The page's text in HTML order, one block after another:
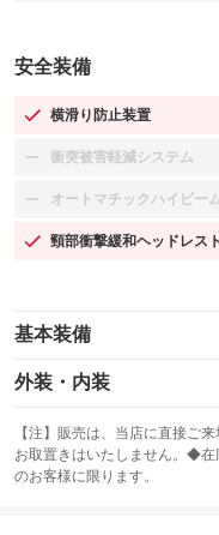
安全装備
横滑り防止装置
：装備あり
衝突被害軽減システム
：装備なし
オートマチックハイビー
：装備なし
頸部衝撃緩和ヘッドレスト
：装備あり
基本装備
エアバッグ：運転席/助手
：装備あり
：装備なし
サンルーフ
：装備なし
外装・内装
カーナビ
：装備なし
TV
：装備なし
【注】販売は、当店に直接ご
お取置きはいたしません。◆
のお客様に限ります。